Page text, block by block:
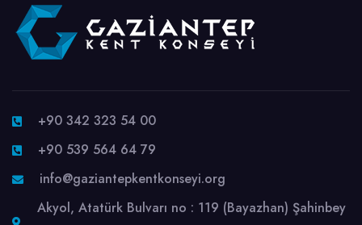
+90 342 323 54 00
+90 539 564 64 79
info@gaziantepkentkonseyi.org
Akyol, Atatürk Bulvarı no : 119 (Bayazhan) Şahinbey